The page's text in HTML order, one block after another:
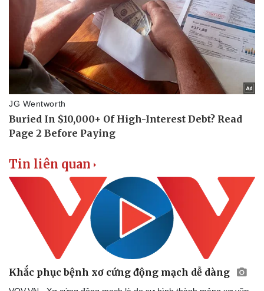
Thể thao
Bóng đá
Lịch thi đấu bóng đá
Thế giới thể thao
eSports
Hậu trường
Ô tô - Xe máy
Ô tô
Xe máy
Tư vấn
Tin liên quan
Khắc phục bệnh xơ cứng động mạch dễ dàng